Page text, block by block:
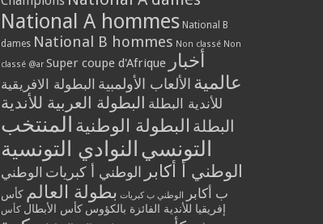
National A hommes National B
dames National B hommes Non classé Non
classé @ar Super coupe d'Afrique أخبار
عالمية الألعاب الأولمبية البطولة الافريقية
للأندية البطلة البطولة العربية للأندية
البطلة البطولة الوطنية المنتخب
التونسي النوادي التونسية
الوطني أ أكابر الوطني أ كبريات الوطني
ب أكابر
الوطني ب كبريات بطولة العالم كأس
إفريقيا للأندية الفائزة بالكؤوس كأس الأبطال كأس